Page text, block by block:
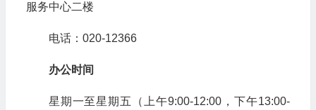
服务中心二楼
电话：020-12366
办公时间
星期一至星期五（上午9:00-12:00，下午13:00-